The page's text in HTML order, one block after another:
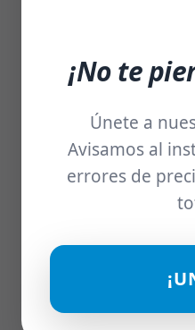
¡No te
Únete a
Avisamos al
errores de